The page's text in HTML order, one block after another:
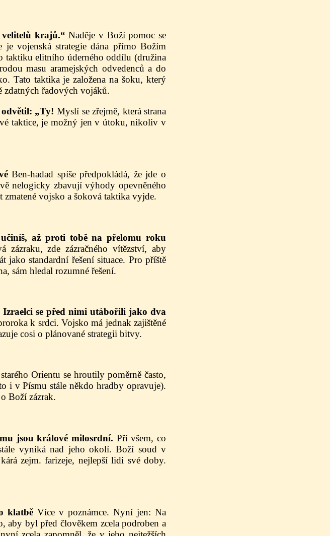
krajů.“ Naděje v Boží pomoc se
vojenská strategie dána přímo Božím
taktiku elitního úderného oddílu (družina
masu aramejských odvedenců a do
Tato taktika je založena na šoku, který
zdatných řadových vojáků.
„Ty! Myslí se zřejmě, která strana
taktice, je možný jen v útoku, nikoliv v
Ben-hadad spíše předpokládá, že jde o
nelogicky zbavují výhody opevněného
zmatené vojsko a šoková taktika vyjde.
až proti tobě na přelomu roku
zázraku, zde zázračného vítězství, aby
standardní řešení situace. Pro příště
sám hledal rozumné řešení.
se před nimi utábořili jako dva
k srdci. Vojsko má jednak zajištěné
cosi o plánované strategii bitvy.
Orientu se hroutily poměrně často,
i v Písmu stále někdo hradby opravuje).
Boží zázrak.
jsou králové milosrdní. Při všem, co
vyniká nad jeho okolí. Boží soud v
zejm. farizeje, nejlepší lidi své doby.
klatběVíce v poznámce. Nyní jen: Na
aby byl před člověkem zcela podroben a